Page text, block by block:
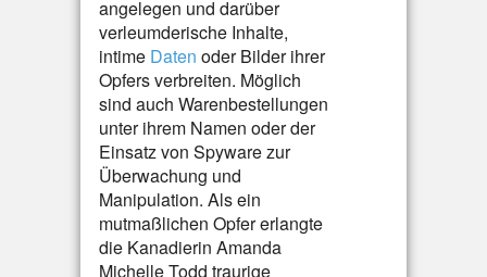
angelegen und darüber
verleumderische Inhalte,
intime Daten oder Bilder ihrer
Opfers verbreiten. Möglich
sind auch Warenbestellungen
unter ihrem Namen oder der
Einsatz von Spyware zur
Überwachung und
Manipulation. Als ein
mutmaßlichen Opfer erlangte
die Kanadierin Amanda
Michelle Todd traurige